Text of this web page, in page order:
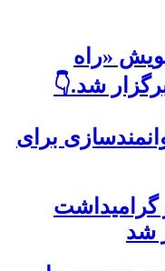
«راه
شد.👇
برای
شد